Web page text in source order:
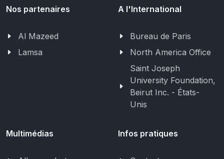
Nos partenaires
Al Mazeed
Lamsa
A l'International
Bureau de Paris
North America Office
Saint Joseph
University Foundation,
Beirut Inc. - États-
Unis
Multimédias Infos pratiques